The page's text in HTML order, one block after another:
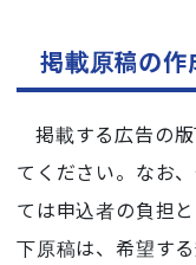
掲載原稿の作
掲載する広告の
てください。なお
ては申込者の負担
下原稿は、希望す